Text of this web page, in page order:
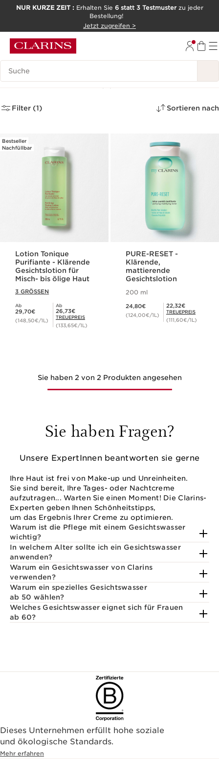
NUR KURZE ZEIT : Erhalten Sie 6 statt 3 Testmusterzu jeder
Bestellung!
Jetzt zugreifen >
Legende suchen
Gesichtswasser (2)
Filter (1) Sortieren nach
Bestseller
Nachfüllbar
Lotion Tonique
Purifiante - Klärende
Gesichtslotion für
Misch- bis ölige Haut
3 GRÖSSEN
Ab
Aktueller Preis 29,70€
29,70€
(148,50€/1L)
Ab
Mitgliederpreis 26,73€
26,73€
TREUEPREIS
(133,65€/1L)
PURE-RESET -
Klärende,
mattierende
Gesichtslotion
200 ml
24,80€
(124,00€/1L)
Mitgliederpreis 22,32€
22,32€
TREUEPREIS
(111,60€/1L)
Sie haben 2 von 2 Produkten angesehen
Sie haben Fragen?
Unsere ExpertInnen beantworten sie gerne
Ihre Haut ist frei von Make-up und Unreinheiten.
Sie sind bereit, Ihre Tages- oder Nachtcreme
aufzutragen... Warten Sie einen Moment! Die Clarins-
Experten geben Ihnen Schönheitstipps,
um das Ergebnis Ihrer Creme zu optimieren.
Warum ist die Pflege mit einem Gesichtswasser
wichtig?
In welchem Alter sollte ich ein Gesichtswasser
anwenden?
Warum ein Gesichtswasser von Clarins
verwenden?
Warum ein spezielles Gesichtswasser
ab 50 wählen?
Welches Gesichtswasser eignet sich für Frauen
ab 60?
Dieses Unternehmen erfüllt hohe soziale
und ökologische Standards.
Mehr erfahren